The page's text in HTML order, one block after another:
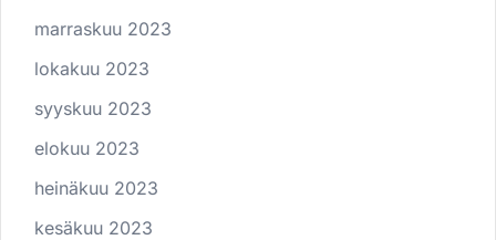
marraskuu 2023
lokakuu 2023
syyskuu 2023
elokuu 2023
heinäkuu 2023
kesäkuu 2023